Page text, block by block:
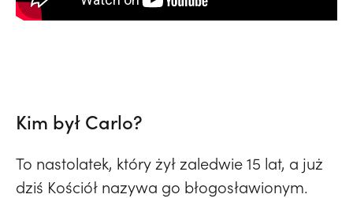
Kim był Carlo?
To nastolatek, który żył zaledwie 15 lat, a już
dziś Kościół nazywa go błogosławionym.